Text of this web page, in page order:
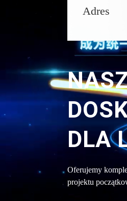
Adres
DLA
Oferujemy
projektu